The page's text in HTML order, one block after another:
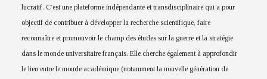
lucratif. C’est une plateforme indépendante et transdisciplinaire qui a pour
objectif de contribuer à développer la recherche scientifique, faire
reconnaître et promouvoir le champ des études sur la guerre et la stratégie
dans le monde universitaire français. Elle cherche également à approfondir
le lien entre le monde académique (notamment la nouvelle génération de